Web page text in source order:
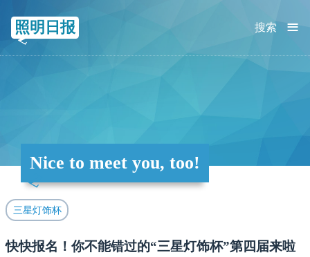
照明日报 ≡
搜索
Nice to meet you, too!
三星灯饰杯
快快报名！你不能错过的“三星灯饰杯”第四届来啦